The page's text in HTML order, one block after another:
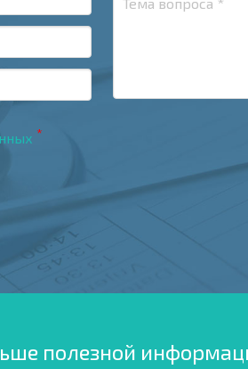
*
полезной